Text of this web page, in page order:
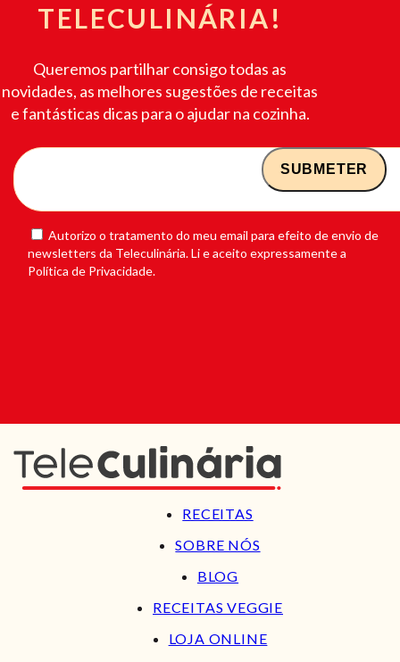
TELECULINÁRIA!
Queremos partilhar consigo todas as
novidades, as melhores sugestões de receitas
e fantásticas dicas para o ajudar na cozinha.
Autorizo o tratamento do meu email para efeito de envio de
newsletters da Teleculinária. Li e aceito expressamente a
Política de Privacidade.
RECEITAS
SOBRE NÓS
BLOG
RECEITAS VEGGIE
LOJA ONLINE